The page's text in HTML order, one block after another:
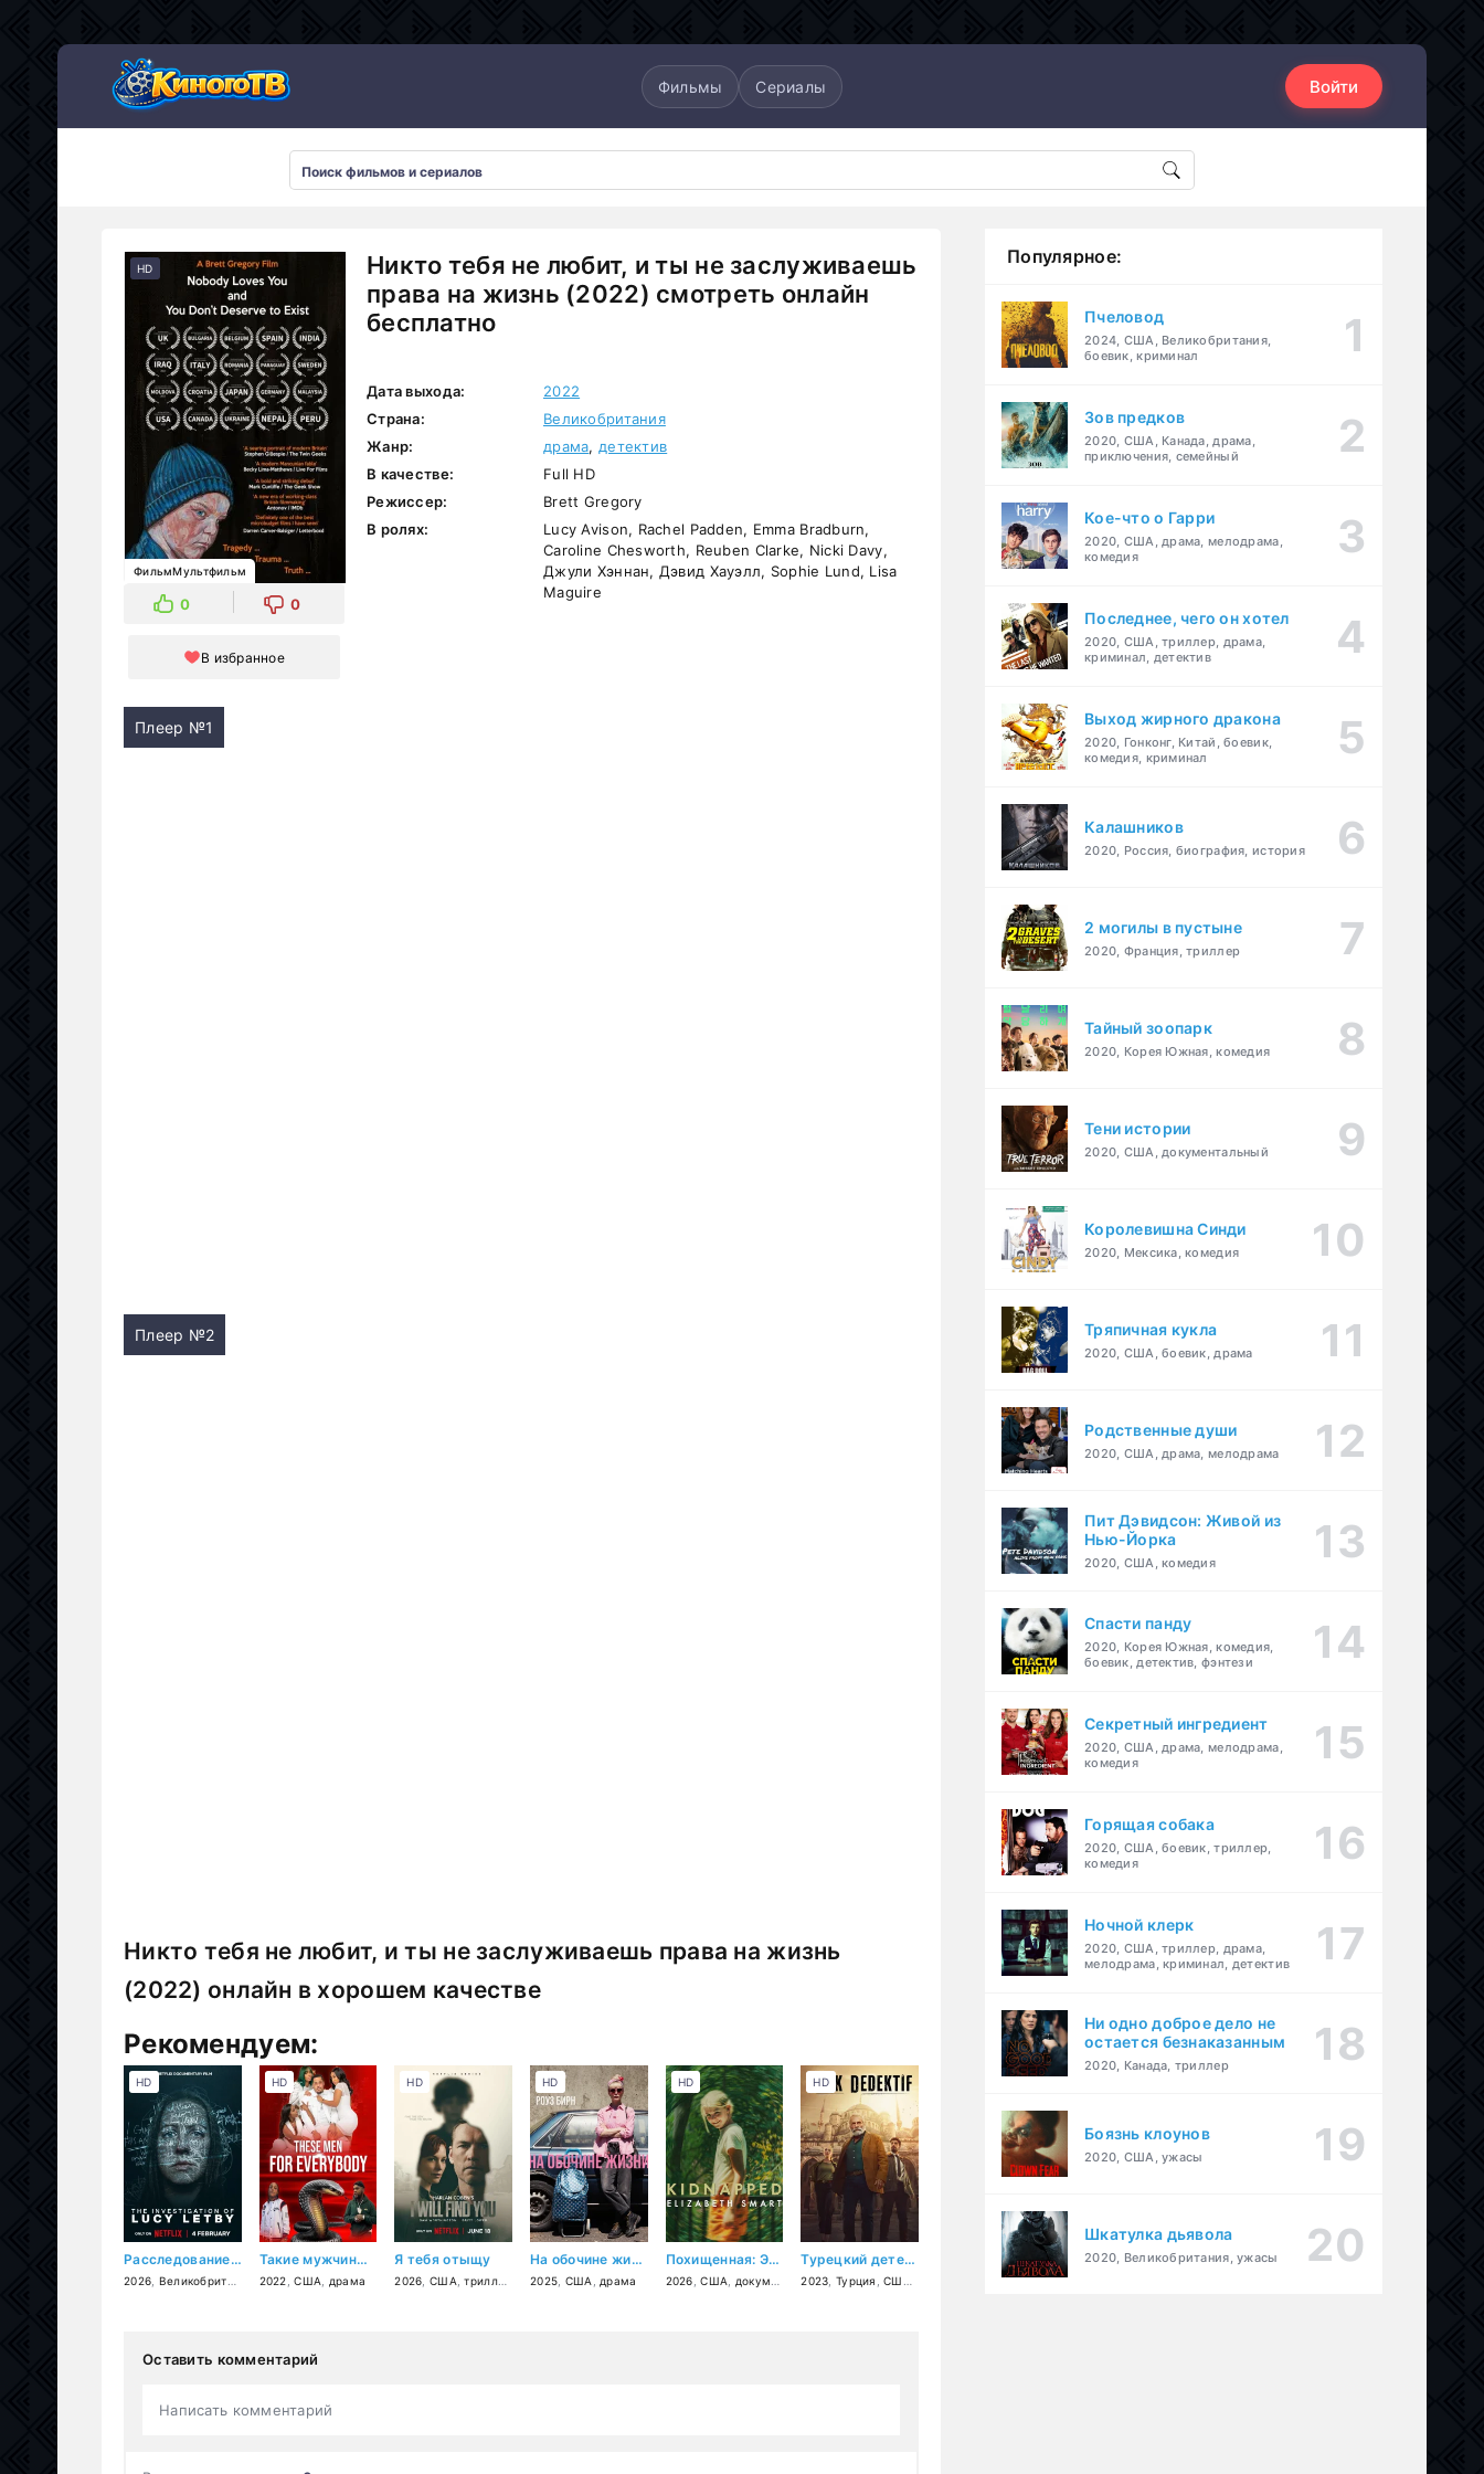
Фильмы Сериалы Войти
Никто тебя не любит, и ты не заслуживаешь
права на жизнь (2022) смотреть онлайн
бесплатно
HD
ФильмМультфильм
0 0
В избранное
Дата выхода:
2022
Страна:
Великобритания
Жанр:
драма, детектив
В качестве:
Full HD
Режиссер:
Brett Gregory
В ролях:
Lucy Avison, Rachel Padden, Emma Bradburn,
Caroline Chesworth, Reuben Clarke, Nicki Davy,
Джули Хэннан, Дэвид Хауэлл, Sophie Lund, Lisa
Maguire
Плеер №1
Плеер №2
Никто тебя не любит, и ты не заслуживаешь права на жизнь
(2022) онлайн в хорошем качестве
Рекомендуем:
Расследование по делу Люси Летби
2026 Великобритания ,документальный, криминал
HD
Такие мужчины для всех
2022 ,США драма
HD
Я тебя отыщу
2026 США ,триллер драма, криминал,детектив
HD
На обочине жизни
2025 США драма
HD
Похищенная: Элизабет Смарт
2026 ,США документальный ,криминал
HD
Турецкий детектив
2023 Турция ,США драма,криминал
HD
Оставить комментарий
Написать комментарий
Популярное:
Пчеловод
2024, США, Великобритания,
боевик, криминал
Зов предков
2020, США, Канада, драма,
приключения, семейный
Кое-что о Гарри
2020, США, драма, мелодрама,
комедия
Последнее, чего он хотел
2020, США, триллер, драма,
криминал, детектив
Выход жирного дракона
2020, Гонконг, Китай, боевик,
комедия, криминал
Калашников
2020, Россия, биография, история
2 могилы в пустыне
2020, Франция, триллер
Тайный зоопарк
2020, Корея Южная, комедия
Тени истории
2020, США, документальный
Королевишна Синди
2020, Мексика, комедия
Тряпичная кукла
2020, США, боевик, драма
Родственные души
2020, США, драма, мелодрама
Пит Дэвидсон: Живой из
Нью-Йорка
2020, США, комедия
Спасти панду
2020, Корея Южная, комедия,
боевик, детектив, фэнтези
Секретный ингредиент
2020, США, драма, мелодрама,
комедия
Горящая собака
2020, США, боевик, триллер,
комедия
Ночной клерк
2020, США, триллер, драма,
мелодрама, криминал, детектив
Ни одно доброе дело не
остается безнаказанным
2020, Канада, триллер
Боязнь клоунов
2020, США, ужасы
Шкатулка дьявола
2020, Великобритания, ужасы